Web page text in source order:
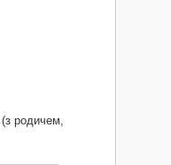
родичем,